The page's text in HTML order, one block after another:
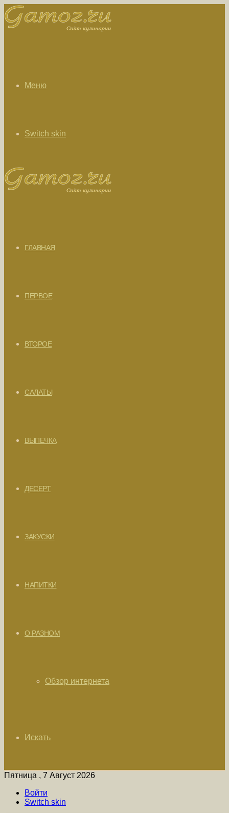
Меню
Switch skin
ГЛАВНАЯ
ПЕРВОЕ
ВТОРОЕ
САЛАТЫ
ВЫПЕЧКА
ДЕСЕРТ
ЗАКУСКИ
НАПИТКИ
О РАЗНОМ
Обзор интернета
Искать
Пятница , 7 Август 2026
Войти
Switch skin